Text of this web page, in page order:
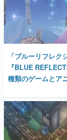
「ブルーリフレ
『BLUE
種類のゲームとア